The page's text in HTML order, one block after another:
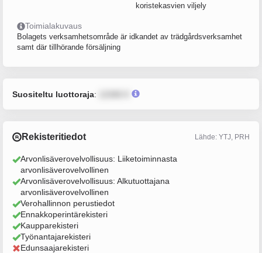
koristekasvien viljely
Toimialakuvaus
Bolagets verksamhetsområde är idkandet av trädgårdsverksamhet
samt där tillhörande försäljning
Suositeltu luottoraja:
Rekisteritiedot Lähde: YTJ, PRH
Arvonlisäverovelvollisuus: Liiketoiminnasta
arvonlisäverovelvollinen
Arvonlisäverovelvollisuus: Alkutuottajana
arvonlisäverovelvollinen
Verohallinnon perustiedot
Ennakkoperintärekisteri
Kaupparekisteri
Työnantajarekisteri
Edunsaajarekisteri